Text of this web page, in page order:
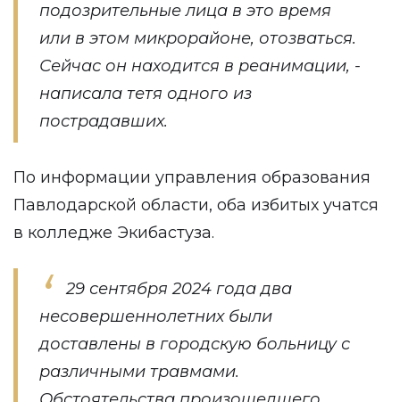
подозрительные лица в это время
или в этом микрорайоне, отозваться.
Сейчас он находится в реанимации, -
написала тетя одного из
пострадавших.
По информации управления образования
Павлодарской области, оба избитых учатся
в колледже Экибастуза.
29 сентября 2024 года два
несовершеннолетних были
доставлены в городскую больницу с
различными травмами.